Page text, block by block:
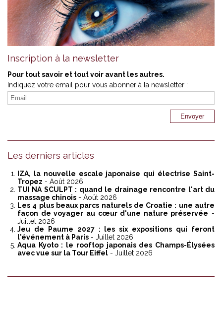
Inscription à la newsletter
Pour tout savoir et tout voir avant les autres.
Indiquez votre email pour vous abonner à la newsletter :
Les derniers articles
IZA, la nouvelle escale japonaise qui électrise Saint-
Tropez - Août 2026
TUI NA SCULPT : quand le drainage rencontre l'art du
massage chinois - Août 2026
Les 4 plus beaux parcs naturels de Croatie : une autre
façon de voyager au cœur d'une nature préservée -
Juillet 2026
Jeu de Paume 2027 : les six expositions qui feront
l'événement à Paris - Juillet 2026
Aqua Kyoto : le rooftop japonais des Champs-Élysées
avec vue sur la Tour Eiffel - Juillet 2026